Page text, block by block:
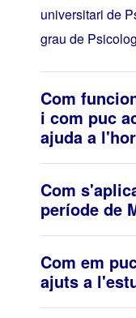
universitari de
grau de
Com
i com puc
ajuda a
Com
període de
Com em
ajuts a